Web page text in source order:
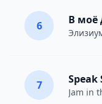
6 В моё
7 Speak
Jam in